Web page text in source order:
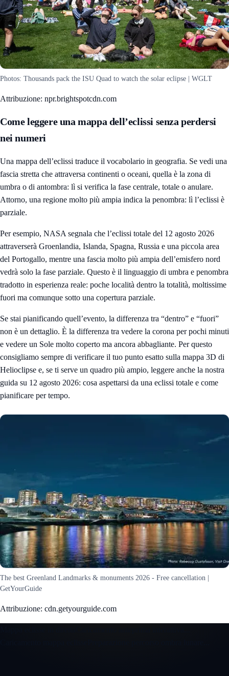
Photos: Thousands pack the ISU Quad to watch the solar eclipse | WGLT
Attribuzione: npr.brightspotcdn.com
Come leggere una mappa dell’eclissi senza perdersi
nei numeri
Una mappa dell’eclissi traduce il vocabolario in geografia. Se vedi una
fascia stretta che attraversa continenti o oceani, quella è la zona di
umbra o di antombra: lì si verifica la fase centrale, totale o anulare.
Attorno, una regione molto più ampia indica la penombra: lì l’eclissi è
parziale.
Per esempio, NASA segnala che l’eclissi totale del 12 agosto 2026
attraverserà Groenlandia, Islanda, Spagna, Russia e una piccola area
del Portogallo, mentre una fascia molto più ampia dell’emisfero nord
vedrà solo la fase parziale. Questo è il linguaggio di umbra e penombra
tradotto in esperienza reale: poche località dentro la totalità, moltissime
fuori ma comunque sotto una copertura parziale.
Se stai pianificando quell’evento, la differenza tra “dentro” e “fuori”
non è un dettaglio. È la differenza tra vedere la corona per pochi minuti
e vedere un Sole molto coperto ma ancora abbagliante. Per questo
consigliamo sempre di verificare il tuo punto esatto sulla mappa 3D di
Helioclipse e, se ti serve un quadro più ampio, leggere anche la nostra
guida su 12 agosto 2026: cosa aspettarsi da una eclissi totale e come
pianificare per tempo.
The best Greenland Landmarks & monuments 2026 - Free cancellation |
GetYourGuide
Attribuzione: cdn.getyourguide.com